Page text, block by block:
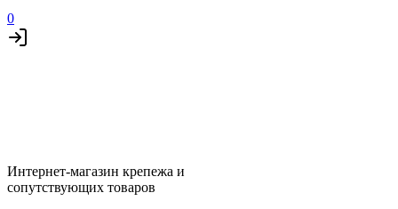
0
Интернет-магазин крепежа и
сопутствующих товаров